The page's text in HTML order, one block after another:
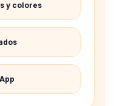
y colores